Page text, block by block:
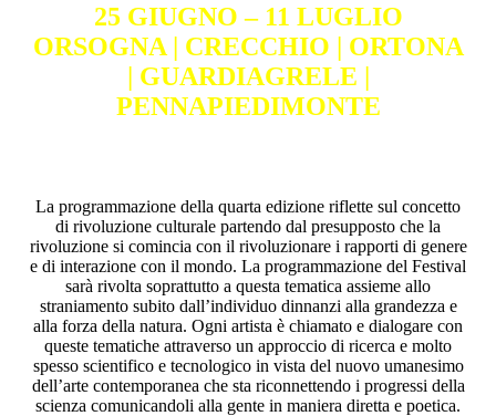
25 GIUGNO – 11 LUGLIO
ORSOGNA | CRECCHIO | ORTONA
| GUARDIAGRELE |
PENNAPIEDIMONTE
La programmazione della quarta edizione riflette sul concetto
di rivoluzione culturale partendo dal presupposto che la
rivoluzione si comincia con il rivoluzionare i rapporti di genere
e di interazione con il mondo. La programmazione del Festival
sarà rivolta soprattutto a questa tematica assieme allo
straniamento subito dall’individuo dinnanzi alla grandezza e
alla forza della natura. Ogni artista è chiamato e dialogare con
queste tematiche attraverso un approccio di ricerca e molto
spesso scientifico e tecnologico in vista del nuovo umanesimo
dell’arte contemporanea che sta riconnettendo i progressi della
scienza comunicandoli alla gente in maniera diretta e poetica.